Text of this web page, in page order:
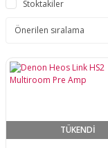
Stoktakiler
TÜKENDİ